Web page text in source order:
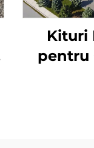
Kituri
pentru